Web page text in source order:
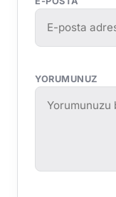
YORUMUNUZ